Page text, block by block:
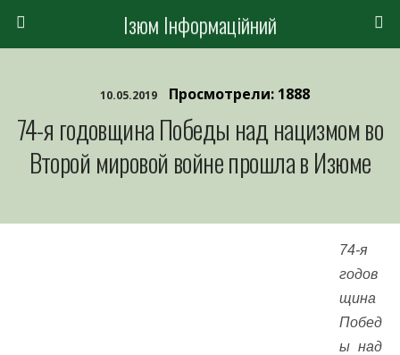
Ізюм Інформаційний
10.05.2019 Просмотрели: 1888
74-я годовщина Победы над нацизмом во
Второй мировой войне прошла в Изюме
74-я
годов
щина
Побед
ы над